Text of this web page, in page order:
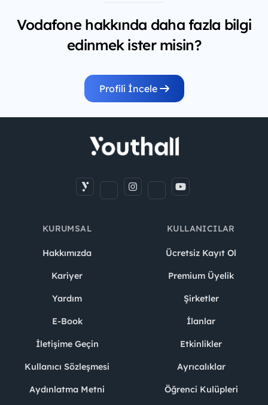
Vodafone hakkında daha fazla bilgi
edinmek ister misin?
Profili İncele
KURUMSAL
Hakkımızda
Kariyer
Yardım
E-Book
İletişime Geçin
Kullanıcı Sözleşmesi
Aydınlatma Metni
KULLANICILAR
Ücretsiz Kayıt Ol
Premium Üyelik
Şirketler
İlanlar
Etkinlikler
Ayrıcalıklar
Öğrenci Kulüpleri